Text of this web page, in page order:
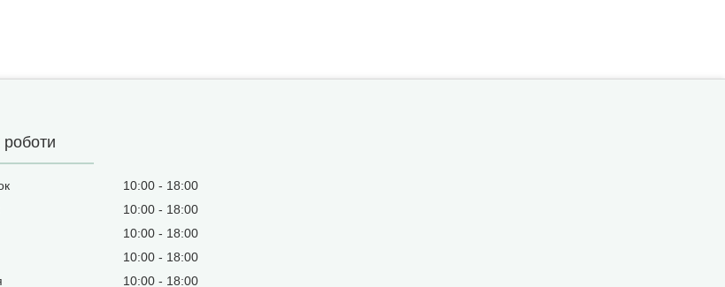
роботи
10:00
18:00
10:00
18:00
10:00
18:00
10:00
18:00
10:00 18:00